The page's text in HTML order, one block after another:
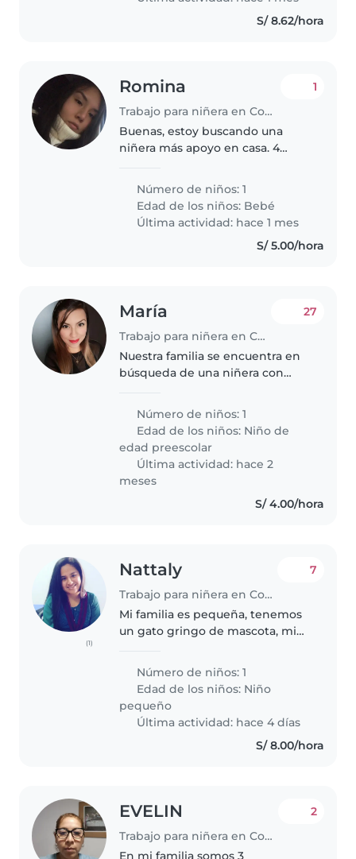
S/ 8.62/hora
Romina
Trabajo para niñera en Comas (Departamento de Lima)
1
Buenas, estoy buscando una
niñera más apoyo en casa. 4
Cama afuera, estoy en el distrito
de comas. Requiero niñera
preferiblemente de 30-55años
Número de niños: 1
Edad de los niños: Bebé
Última actividad: hace 1 mes
S/ 5.00/hora
María
Trabajo para niñera en Comas (Departamento de Lima)
27
Nuestra familia se encuentra en
búsqueda de una niñera con
básica(cocina para em niño ,
ordenar los ambientes todo en
función al niño ) Funciones jugar
con..
Número de niños: 1
Edad de los niños: Niño de
edad preescolar
Última actividad: hace 2
meses
S/ 4.00/hora
(1)
Nattaly
Trabajo para niñera en Comas (Departamento de Lima)
7
Mi familia es pequeña, tenemos
un gato gringo de mascota, mi
la casa
Número de niños: 1
Edad de los niños: Niño
pequeño
Última actividad: hace 4 días
S/ 8.00/hora
EVELIN
Trabajo para niñera en Comas (Departamento de Lima)
2
En mi familia somos 3